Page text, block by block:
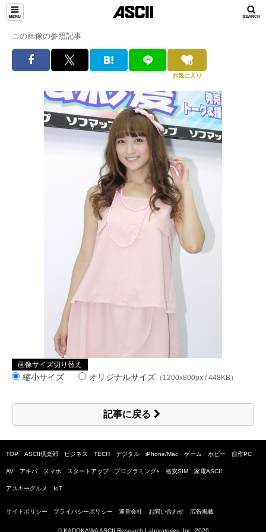
この画像の参照記事
お気に入り
画像サイズ切り替え
縮小サイズ オリジナルサイズ （1200x800px / 448KB）
記事に戻る
TOP ASCII倶楽部 ビジネス TECH デジタル iPhone/Mac ゲーム・ホビー 自作PC
AV アキバ スマホ スタートアップ プログラミング+ 格安SIM 家電ASCII
アスキーグルメ IoT
サイトポリシー プライバシーポリシー 運営会社 お問い合わせ 広告掲載
© KADOKAWA ASCII Research Laboratories, Inc. 2026